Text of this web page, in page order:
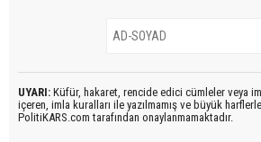
UYARI: Küfür, hakaret, rencide edici cümleler veya
içeren, imla kuralları ile yazılmamış ve büyük
PolitiKARS.com tarafından onaylanmamaktadır.